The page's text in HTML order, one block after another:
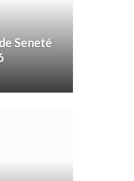
Seneté